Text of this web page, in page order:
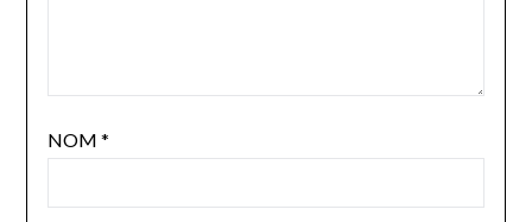
NOM *